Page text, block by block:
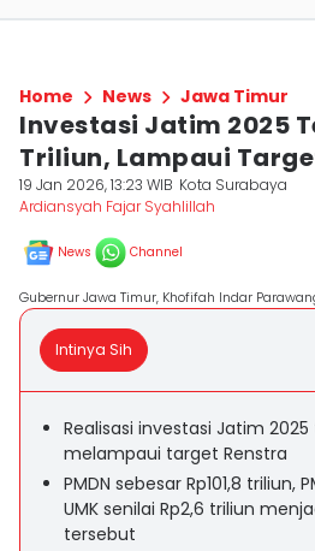
Home News Jawa Timur
Investasi Jatim 2025
Triliun, Lampaui
19 Jan 2026, 13:23 WIB Kota Surabaya
Ardiansyah Fajar Syahlillah
News Channel
Gubernur Jawa Timur, Khofifah Indar
Intinya Sih
Realisasi investasi Jatim
melampaui target Renstra
PMDN sebesar Rp101,8 triliun,
UMK senilai Rp2,6 triliun
tersebut